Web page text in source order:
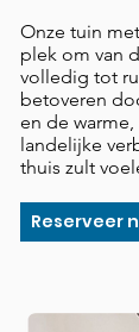
Onze tuin
plek om van
volledig tot
betoveren
en de warme,
landelijke
thuis zult
Reserveer